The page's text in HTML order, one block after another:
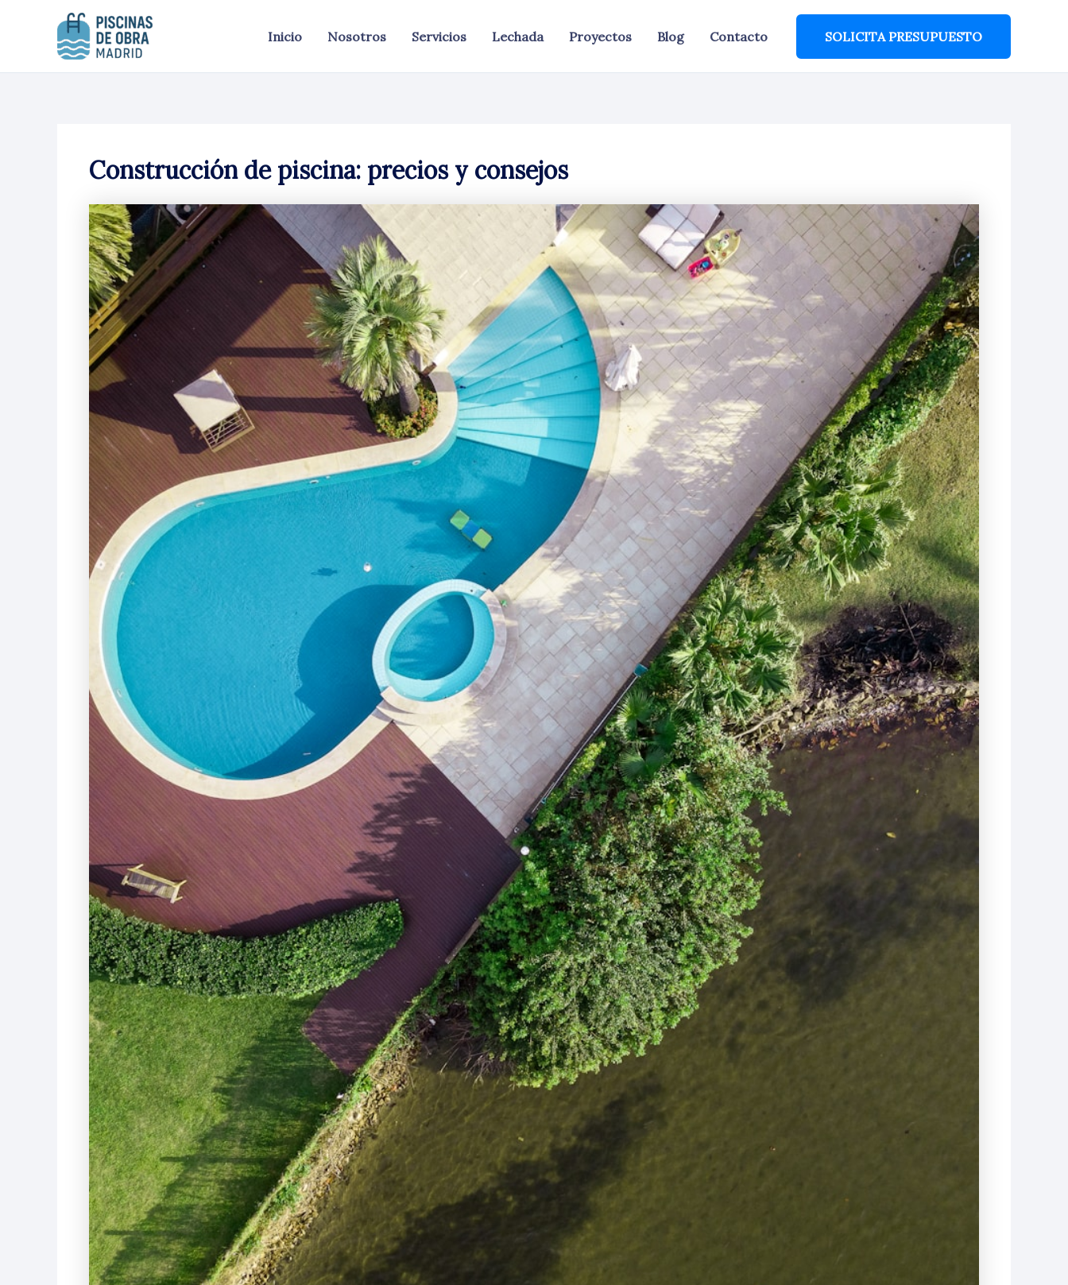
contenido
Inicio Nosotros Servicios Lechada Proyectos Blog Contacto SOLICITA PRESUPUESTO
Construcción de piscina: precios y consejos